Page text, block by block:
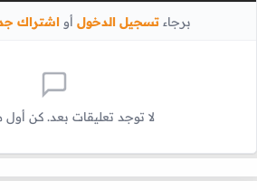
برجاءتسجيل الدخول أواشتراك
لا توجد تعليقات بعد. كن